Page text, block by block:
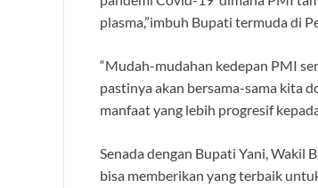
plasma,”imbuh Bupati termuda di
“Mudah-mudahan kedepan PMI
pastinya akan bersama-sama kita
manfaat yang lebih progresif
Senada dengan Bupati Yani, Wakil
bisa memberikan yang terbaik